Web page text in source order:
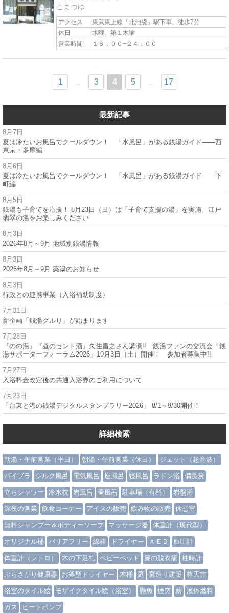
こまつゆ
アクセス
東武東上線「北池袋」駅下車、徒歩7分
休日
水曜、第１木曜
営業時間
１６：００−２４：００
1 .. 3 4 5 .. 17
最新記事
8月7日
夏は冷たいお風呂でクールダウン！ 「水風呂」がある銭湯ガイド——西
東京・多摩編
8月6日
夏は冷たいお風呂でクールダウン！ 「水風呂」がある銭湯ガイド——下
町編
8月5日
銭湯も子育てを応援！ 8月23日（日）は「子育て支援の湯」を実施。江戸
翡翠の湯をお楽しみください
8月3日
2026年8月～9月 地域別銭湯情報
8月3日
2026年8月～9月 薬湯のお知らせ
8月3日
行政との連携事業（入浴補助制度）
7月31日
新企画「銭湯グルり」が始まります
7月28日
『のの湯』『昼のセント酒』久住昌之さん講演!! 銭湯ファンの交流会「銭
湯サポーターフォーラム2026」10月3日（土）開催！ 参加者募集中!!
7月27日
入浴料金改定後の共通入浴券のご利用について
7月23日
「台東と港の銭湯デジタルスタンプラリー2026」 8/1～9/30開催！
詳細検索
朝湯・午前営業（平日） 朝湯・午前営業（休日） ジェット（超音波）
バイブラ シルク風呂 電気風呂 座風呂 寝風呂 ラドン浴 備長炭
立ちシャワー 冷水枕 岩風呂 壷風呂 駐車場（有料） 岩盤浴
深夜の営業 飲食コーナー アイスの販売 飲み物の販売 休憩室
無料シャンプー＆ボディーソープ マッサージ器 体重計（現代型）
オリジナル桶 バリアフリー 綿棒 ドライヤー ＡＥＤ 血圧計
体重計（レトロ） 木の下足札 ベビーベッド 籐の脱衣籠 柱時計
ぶらさがり健康器 お釜型ドライヤー 木桶 庭 宮造り建築 格天井
浴室のタイル絵 モザイクタイル絵（浴室） 懸魚 煙突 薪 液体燃料
ガス ヒートポンプ